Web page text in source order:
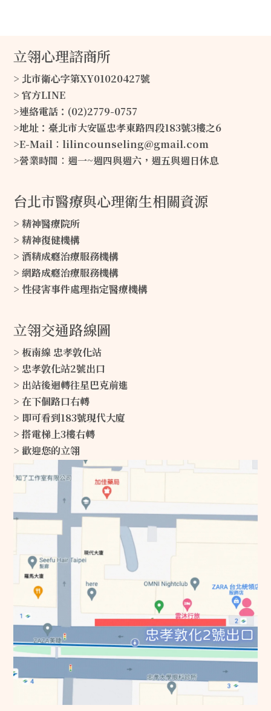
立翎心理諮商所
> 北市衛心字第XY01020427號
> 官方LINE
>連絡電話：(02)2779-0757
>地址：臺北市大安區忠孝東路四段183號3樓之6
>E-Mail∶lilincounseling@gmail.com
>營業時間∶週一~週四與週六，週五與週日休息
台北市醫療與心理衛生相關資源
> 精神醫療院所
> 精神復健機構
> 酒精成癮治療服務機構
> 網路成癮治療服務機構
> 性侵害事件處理指定醫療機構
立翎交通路線圖
> 板南線 忠孝敦化站
> 忠孝敦化站2號出口
> 出站後迴轉往星巴克前進
> 在下個路口右轉
> 即可看到183號現代大廈
> 搭電梯上3樓右轉
> 歡迎您的立翎